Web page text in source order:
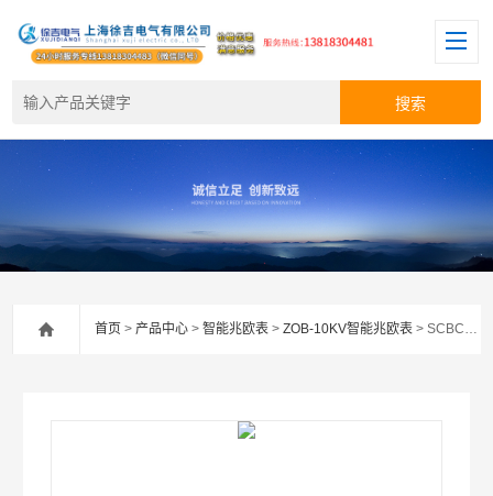
首页 >产品中心 >智能兆欧表 >ZOB-10KV智能兆欧表 > SCBC2010智能双显绝缘电阻测试仪